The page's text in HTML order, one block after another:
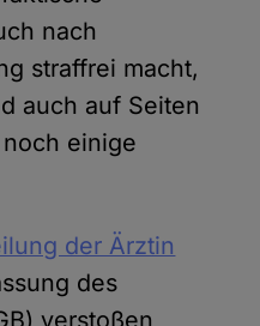
nach
straffrei macht,
auch auf Seiten
einige
der Ärztin
des
verstoßen